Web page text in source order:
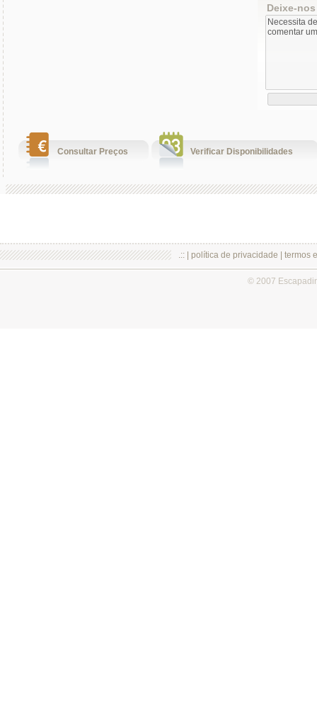
Deixe-
Consultar Preços Verificar Disponibilidades
.:: | política de privacidade termos
© 2007